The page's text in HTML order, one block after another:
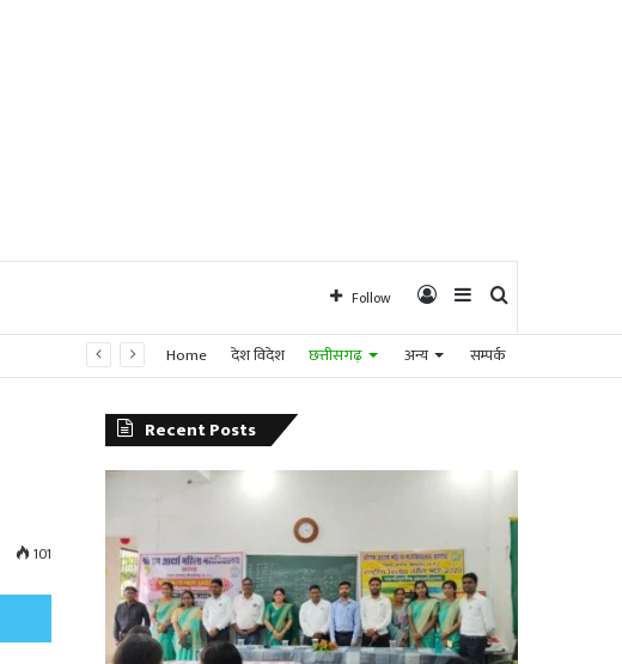
Search
Sidebar
Log
In
Follow
Home देश विदेश छत्तीसगढ़ अन्य सम्पर्क
101
Twitter
Recent Posts